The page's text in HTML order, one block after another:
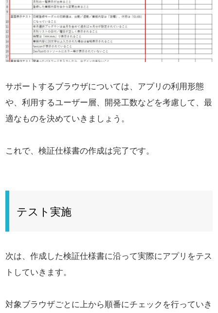
サポートするブラウザについては、アプリの利用形態
や、利用するユーザー層、開発工数などを考慮して、 最
適なものを決めていきましょう。
これで、検証仕様書の作成は完了です。
テスト実施
次は、作成した検証仕様書に沿って実際にアプリをテス
トしていきます。
対象ブラウザごとに上から順番にチェックを行っていき